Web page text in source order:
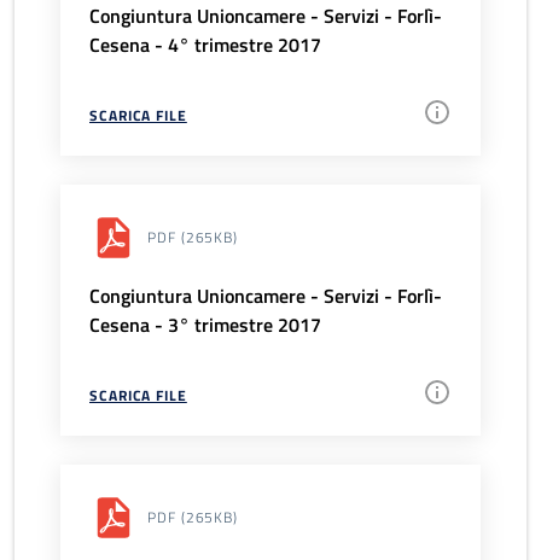
Congiuntura Unioncamere - Servizi - Forlì-
Cesena - 4° trimestre 2017
SCARICA FILE
PDF (265KB)
Congiuntura Unioncamere - Servizi - Forlì-
Cesena - 3° trimestre 2017
SCARICA FILE
PDF (265KB)